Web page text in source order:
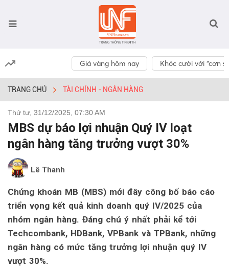
Giá vàng hôm nay Khóc cười với “cơn
TRANG CHỦ TÀI CHÍNH - NGÂN HÀNG
Thứ tư, 31/12/2025, 07:30 AM
MBS dự báo lợi nhuận Quý IV loạt
ngân hàng tăng trưởng vượt 30%
Lê Thanh
Chứng khoán MB (MBS) mới đây công bố báo cáo
triển vọng kết quả kinh doanh quý IV/2025 của
nhóm ngân hàng. Đáng chú ý nhất phải kể tới
Techcombank, HDBank, VPBank và TPBank, những
ngân hàng có mức tăng trưởng lợi nhuận quý IV
vượt 30%.